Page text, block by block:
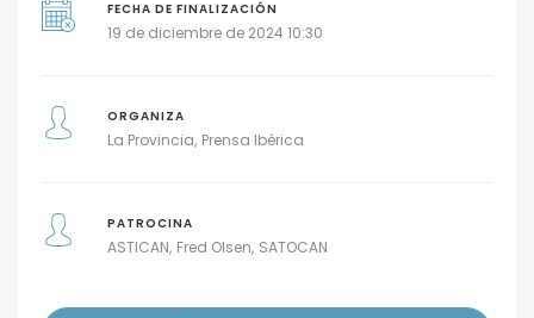
FECHA DE FINALIZACIÓN
19 de diciembre de 2024 10:30
ORGANIZA
La Provincia Prensa Ibérica
PATROCINA
ASTICAN Fred Olsen SATOCAN